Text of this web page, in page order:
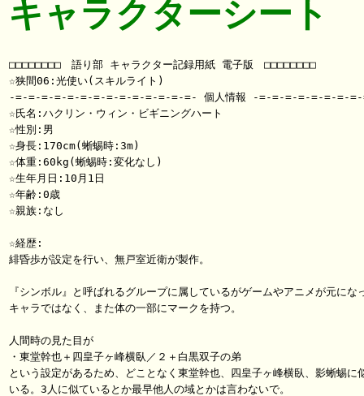
キャラクターシート
□□□□□□□□　語り部 キャラクター記録用紙 電子版　□□□□□□□□
☆狭間06:光使い(スキルライト)
-=-=-=-=-=-=-=-=-=-=-=-=-=-=- 個人情報 -=-=-=-=-=-=-=-
☆氏名:ハクリン・ウィン・ビギニングハート
☆性別:男
☆身長:170cm(蜥蜴時:3m)
☆体重:60kg(蜥蜴時:変化なし)
☆生年月日:10月1日
☆年齢:0歳
☆親族:なし
☆経歴:
緋昏歩が設定を行い、無戸室近衛が製作。
『シンボル』と呼ばれるグループに属しているがゲームやアニメが元にな
キャラではなく、また体の一部にマークを持つ。
人間時の見た目が
・東堂幹也＋四皇子ヶ峰横臥／２＋白黒双子の弟
という設定があるため、どことなく東堂幹也、四皇子ヶ峰横臥、影蜥蜴に
いる。3人に似ているとか最早他人の域とかは言わないで。